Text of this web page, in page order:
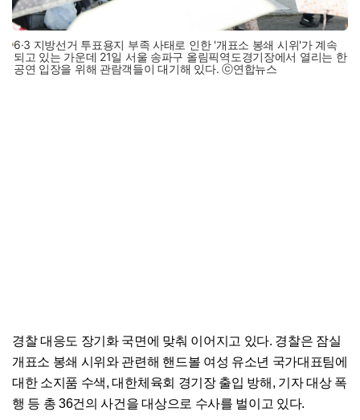
6·3 지방선거 투표용지 부족 사태로 인한 '개표소 봉쇄 시위'가 계속
되고 있는 가운데 21일 서울 송파구 올림픽역도경기장에서 열리는 한
공연 입장을 위해 관람객들이 대기해 있다. ⓒ연합뉴스
경찰 대응도 장기화 국면에 맞춰 이어지고 있다. 경찰은 잠실
개표소 봉쇄 시위와 관련해 핸드볼 여성 유소년 국가대표팀에
대한 소지품 수색, 대한체육회 경기장 출입 방해, 기자 대상 폭
행 등 총 36건의 사건을 대상으로 수사를 벌이고 있다.